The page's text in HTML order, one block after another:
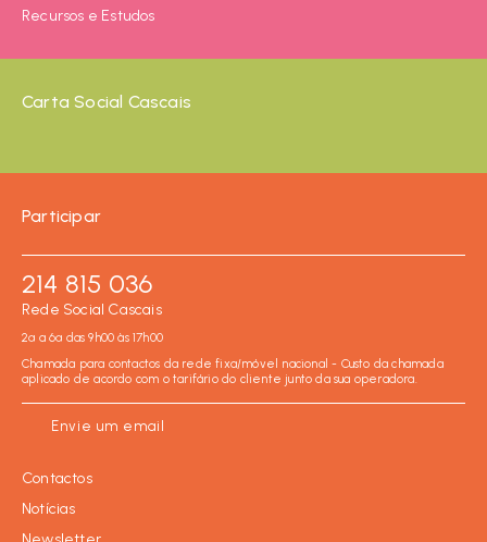
Recursos e Estudos
Carta Social Cascais
Participar
214 815 036
Rede Social Cascais
2ª a 6ª das 9h00 às 17h00
Chamada para contactos da rede fixa/móvel nacional - Custo da chamada
aplicado de acordo com o tarifário do cliente junto da sua operadora.
Envie um email
Contactos
Notícias